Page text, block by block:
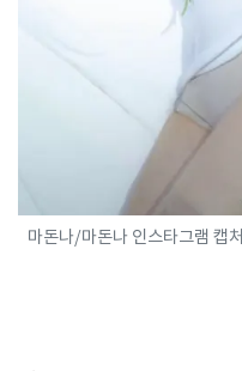
마돈나/마돈나 인스타그램 캡처